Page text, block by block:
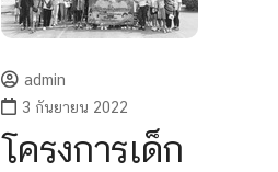
admin
3 กันยายน 2022
โครงการเด็ก